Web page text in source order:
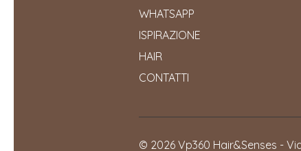
WHATSAPP
ISPIRAZIONE
HAIR
CONTATTI
© 2026 Vp360 Hair&Senses -